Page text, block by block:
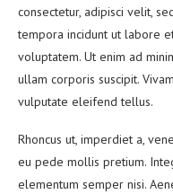
consectetur, adipisci velit,
tempora incidunt ut labore
voluptatem. Ut enim ad
ullam corporis suscipit.
vulputate eleifend tellus.
Rhoncus ut, imperdiet a,
eu pede mollis pretium.
elementum semper nisi.